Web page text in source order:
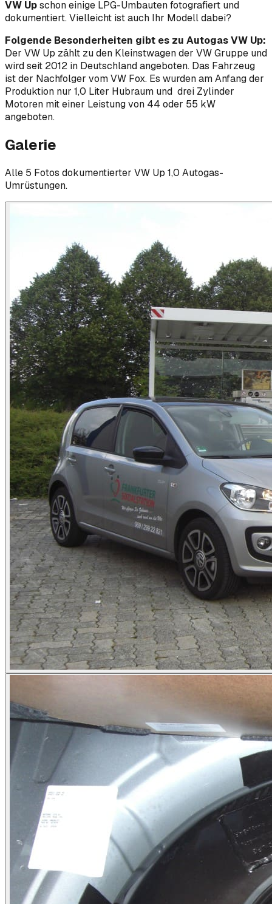
VW Upschon einige LPG-Umbauten fotografiert und
dokumentiert. Vielleicht ist auch Ihr Modell dabei?
Folgende Besonderheiten gibt es zu Autogas VW Up:
Der VW Up zählt zu den Kleinstwagen der VW Gruppe und
wird seit 2012 in Deutschland angeboten. Das Fahrzeug
ist der Nachfolger vom VW Fox. Es wurden am Anfang der
Produktion nur 1,0 Liter Hubraum und drei Zylinder
Motoren mit einer Leistung von 44 oder 55 kW
angeboten.
Galerie
Alle 5 Fotos dokumentierter VW Up 1,0 Autogas-
Umrüstungen.